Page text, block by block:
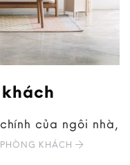
của ngôi nhà,
KHÁCH